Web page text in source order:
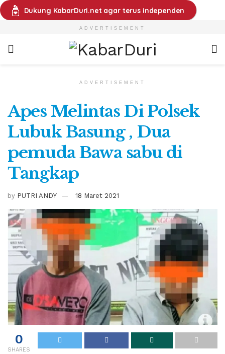
Dukung KabarDuri.net agar terus independen
ADVERTISEMENT
ADVERTISEMENT
Apes Melintas Di Polsek
Lubuk Basung , Dua
pemuda Bawa sabu di
Tangkap
by PUTRI ANDY 18 Maret 2021
0
SHARES